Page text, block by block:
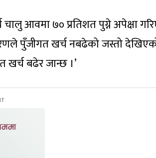
आवमा ७० प्रतिशत पुग्ने अपेक्षा
पुँजीगत खर्च नबढेको जस्तो
खर्च बढेर जान्छ ।’